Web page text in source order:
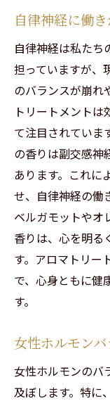
自律神経に働
自律神経は私たち
担っていますが、
のバランスが崩れ
トリートメント
て注目されていま
の香りは副交感神
あります。これに
せ、自律神経の働
ベルガモットやオ
香りは、心を明る
す。アロマトリー
で、心身ともに健
す。
女性ホルモン
女性ホルモンのバ
及ぼします。特に